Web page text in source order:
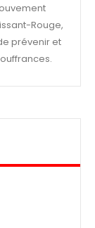
Rouge,
prévenir et